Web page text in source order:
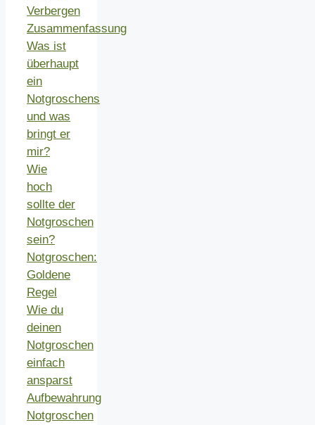
Verbergen
Zusammenfassung
Was ist
überhaupt
ein
Notgroschens
und was
bringt er
mir?
Wie
hoch
sollte der
Notgroschen
sein?
Notgroschen:
Goldene
Regel
Wie du
deinen
Notgroschen
einfach
ansparst
Aufbewahrung
Notgroschen